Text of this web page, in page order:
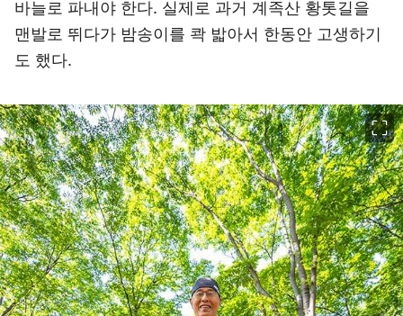
바늘로 파내야 한다. 실제로 과거 계족산 황톳길을
맨발로 뛰다가 밤송이를 콱 밟아서 한동안 고생하기
도 했다.